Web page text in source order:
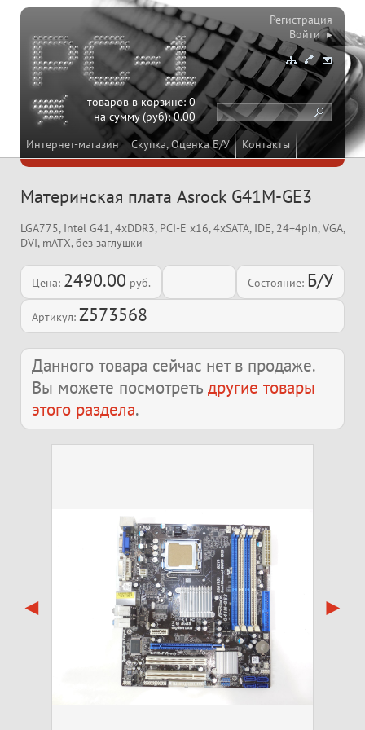
Интернет-магазин Скупка, Оценка Б/У Контакты
товаров в корзине:0
на сумму (руб):0.00
Регистрация
Войти ▸
Материнская плата Asrock G41M-GE3
LGA775, Intel G41, 4xDDR3, PCI-E x16, 4xSATA, IDE, 24+4pin, VGA,
DVI, mATX, без заглушки
Цена: 2490.00 руб. Состояние: Б/У
Артикул: Z573568
Данного товара сейчас нет в продаже.
Вы можете посмотреть другие товары
этого раздела.